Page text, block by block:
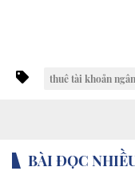
thuê tài khoản
BÀI ĐỌC